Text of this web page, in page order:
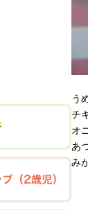
う
チ
オ
あ
み